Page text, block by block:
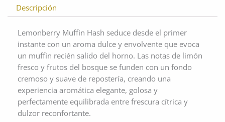
Descripción
Lemonberry Muffin Hash seduce desde el primer
instante con un aroma dulce y envolvente que evoca
un muffin recién salido del horno. Las notas de limón
fresco y frutos del bosque se funden con un fondo
cremoso y suave de repostería, creando una
experiencia aromática elegante, golosa y
perfectamente equilibrada entre frescura cítrica y
dulzor reconfortante.